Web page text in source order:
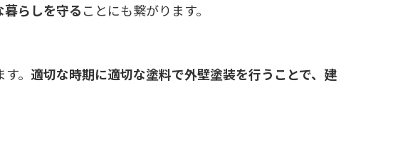
らしを守ることにも繋がります。
。 適切な時期に適切な塗料で外壁塗装を行うことで、建